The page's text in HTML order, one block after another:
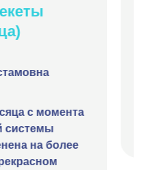
с момента
системы
на более